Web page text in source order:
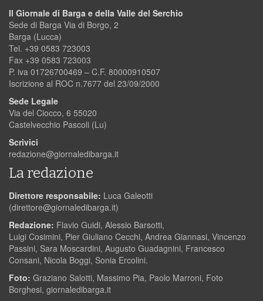
Il Giornale di Barga e della Valle del Serchio
Sede di Barga Via di Borgo, 2
Barga (Lucca)
Tel. +39 0583 723003
Fax +39 0583 723003
P. iva 01726700469 – C.F. 80000910507
Iscrizione al ROC n.7677 del 23/09/2000
Sede Legale
Via del Ciocco, 6 55020
Castelvecchio Pascoli (Lu)
Scrivici
redazione@giornaledibarga.it
La redazione
Direttore responsabile: Luca Galeotti
(direttore@giornaledibarga.it)
Redazione: Flavio Guidi, Alessio Barsotti,
Luigi Cosimini, Pier Giuliano Cecchi, Andrea Giannasi, Vincenzo
Passini, Sara Moscardini, Augusto Guadagnini, Francesco
Consani, Nicola Boggi, Sonia Ercolini.
Foto: Graziano Salotti, Massimo Pia, Paolo Marroni, Foto
Borghesi, giornaledibarga.it